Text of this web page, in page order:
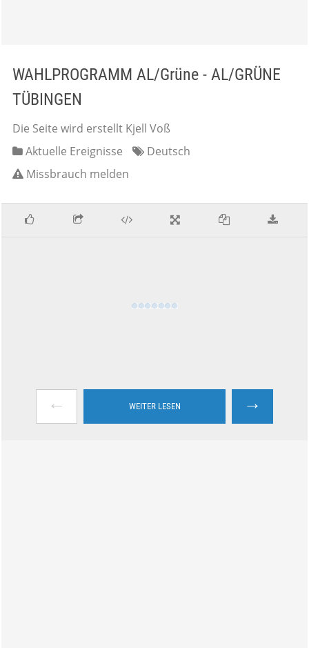
WAHLPROGRAMM AL/Grüne - AL/GRÜNE
TÜBINGEN
Die Seite wird erstellt Kjell Voß
Aktuelle Ereignisse
Deutsch
Missbrauch melden
← WEITER LESEN →